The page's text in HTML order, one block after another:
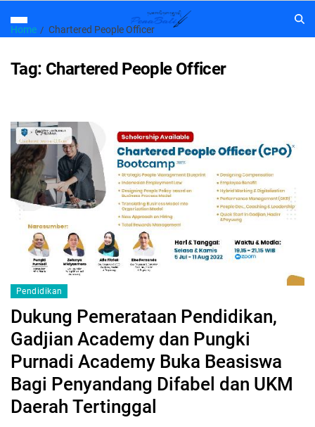
Home Chartered People Officer
Tag: Chartered People Officer
Pendidikan
Dukung Pemerataan Pendidikan,
Gadjian Academy dan Pungki
Purnadi Academy Buka Beasiswa
Bagi Penyandang Difabel dan UKM
Daerah Tertinggal